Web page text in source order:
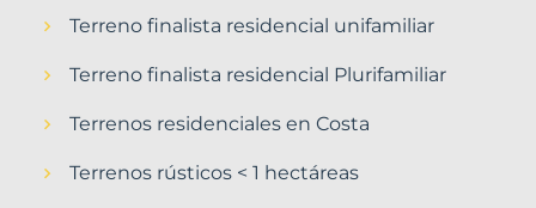
Terreno finalista residencial unifamiliar
Terreno finalista residencial Plurifamiliar
Terrenos residenciales en Costa
Terrenos rústicos < 1 hectáreas